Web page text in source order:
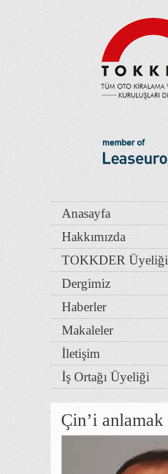
Anasayfa
Hakkımızda
TOKKDER Üyeliği
Dergimiz
Haberler
Makaleler
İletişim
İş Ortağı Üyeliği
Çin’i anlamak